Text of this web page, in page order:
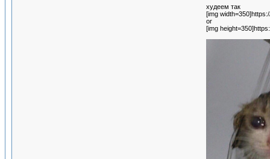
худеем так
[img width=350]https:/
or
[img height=350]http